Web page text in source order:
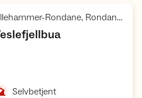
Lillehammer-Rondane, Rondane villreinområde 1
,
Selvbetjent,